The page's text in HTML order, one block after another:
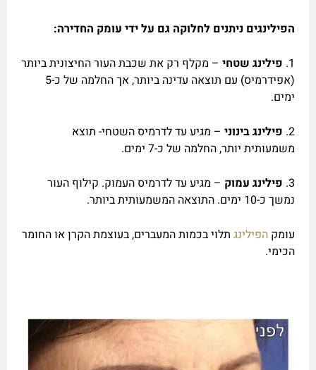
הפילינגים ניתנים לחלוקה גם על ידי עומק החדירה:
1. פילינג שטחי – מקלף רק את שכבת העור החיצונית ביותר
(אפידרמיס) עם תוצאה עדינה ביותר, אך החלמה של כ-5
ימים.
2. פילינג בינוני – מגיע עד לדרמיס השטחי- תוצא
משמעותית יותר, החלמה של כ-7 ימים.
3. פילינג עמוק – מגיע עד לדרמיס העמוק. קילוף העור
נמשך כ-10 ימים. התוצאה המשמעותית ביותר.
עומק הפילינג תלוי בכמות המעברים, בעוצמת הקרן או החומר
הכימי.